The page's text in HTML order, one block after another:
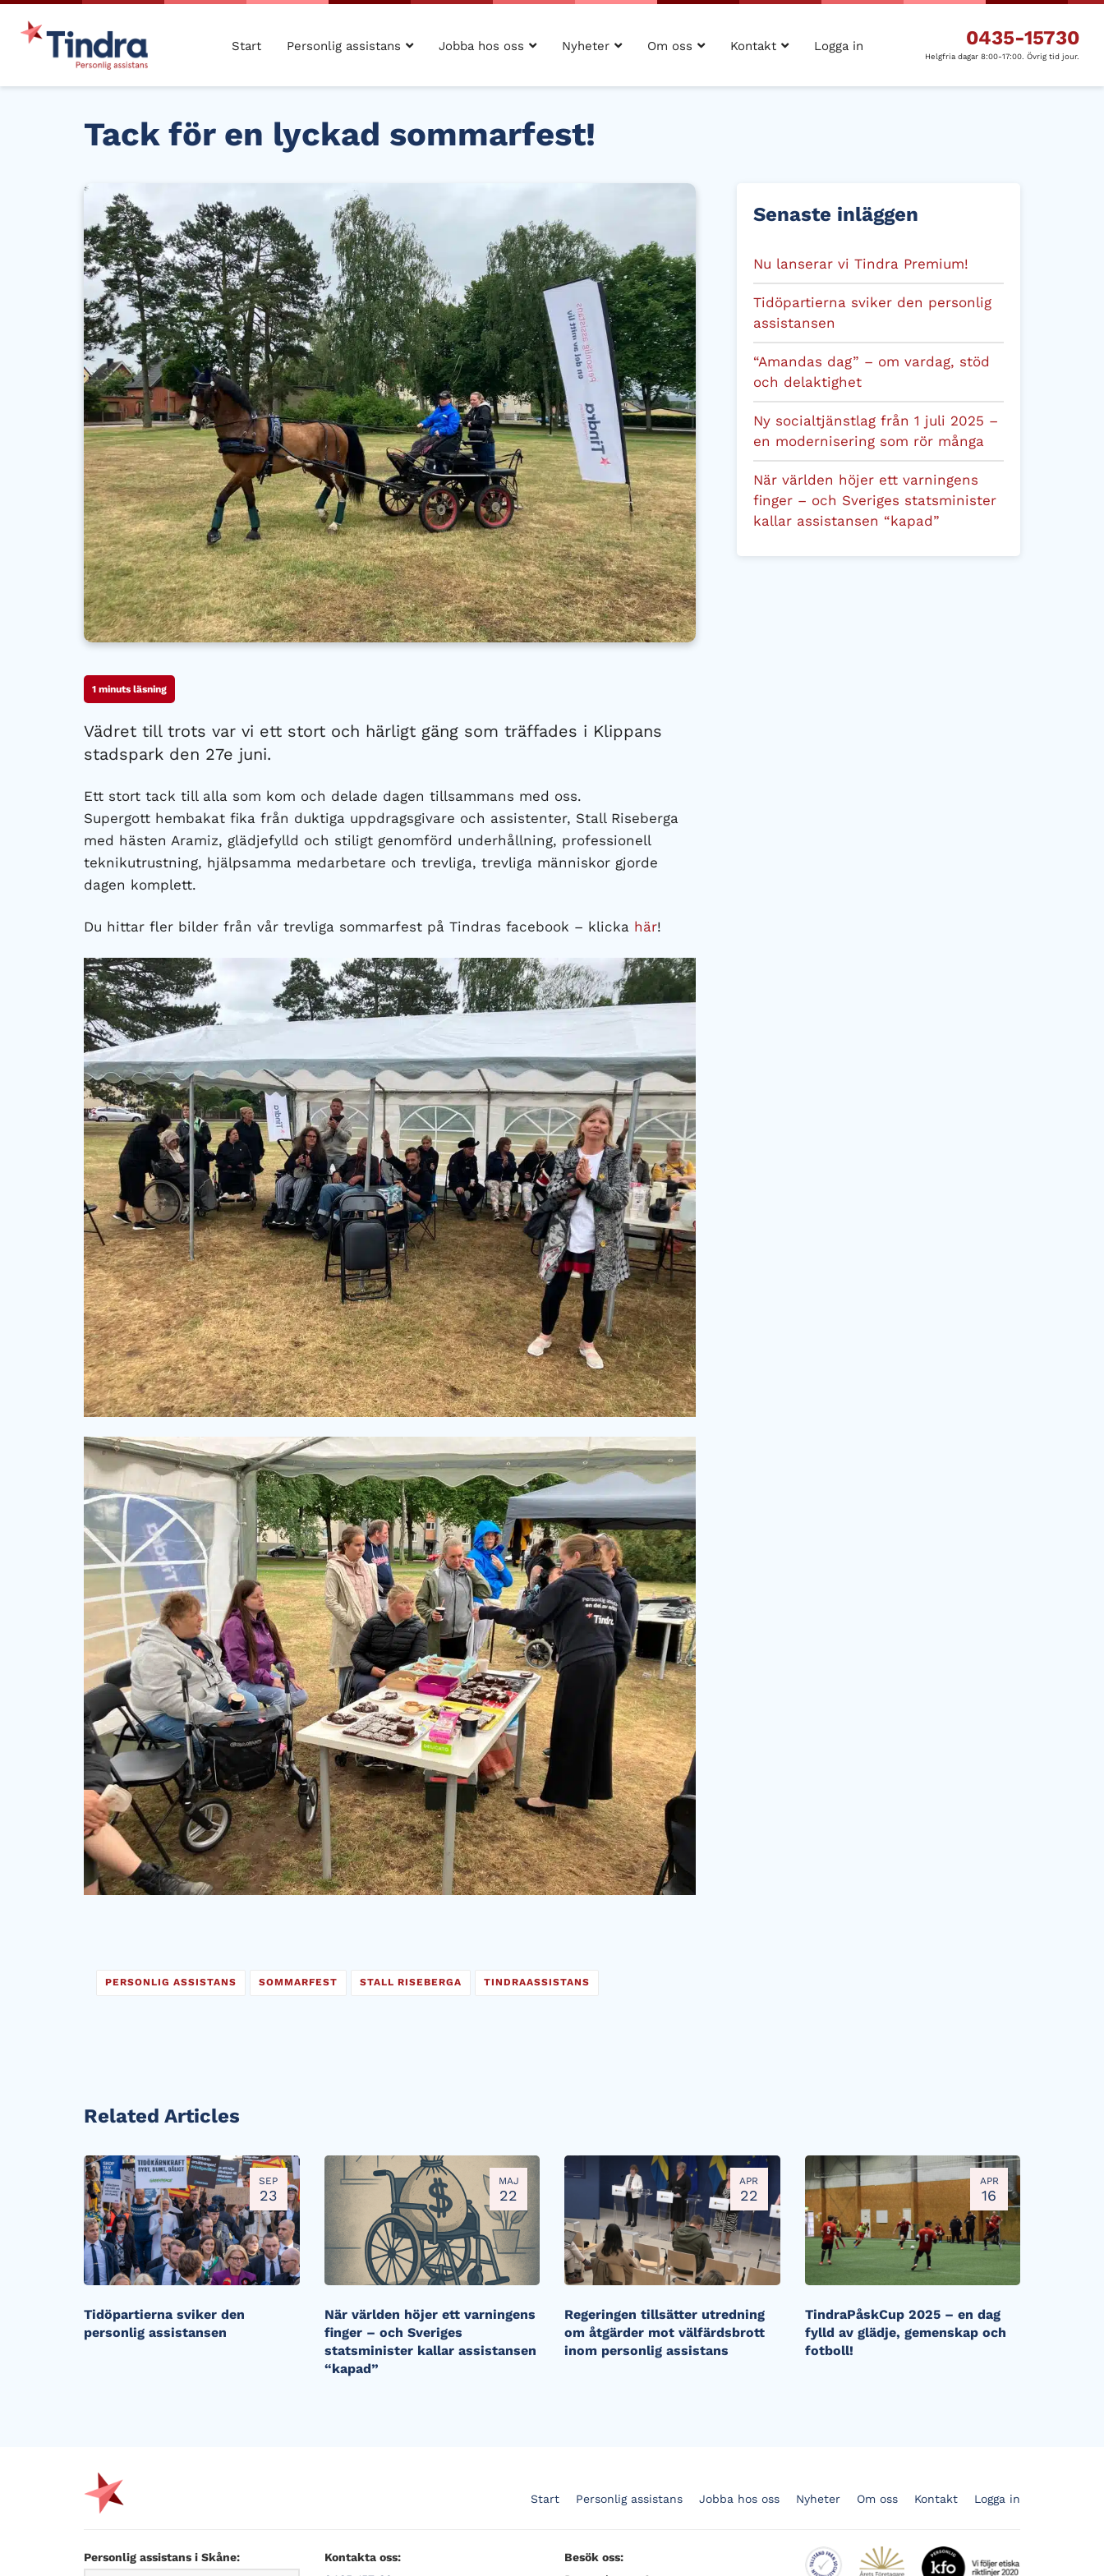
Start Personlig assistans Jobba hos oss Nyheter Om oss Kontakt Logga in 0435-15730
Helgfria dagar 8:00-17:00. Övrig tid jour.
Tack för en lyckad sommarfest!
1 minuts läsning
Vädret till trots var vi ett stort och härligt gäng som träffades i Klippans
stadspark den 27e juni.
Ett stort tack till alla som kom och delade dagen tillsammans med oss.
Supergott hembakat fika från duktiga uppdragsgivare och assistenter, Stall Riseberga
med hästen Aramiz, glädjefylld och stiligt genomförd underhållning, professionell
teknikutrustning, hjälpsamma medarbetare och trevliga, trevliga människor gjorde
dagen komplett.
Du hittar fler bilder från vår trevliga sommarfest på Tindras facebook – klicka här!
PERSONLIG ASSISTANS SOMMARFEST STALL RISEBERGA TINDRAASSISTANS
Senaste inläggen
Nu lanserar vi Tindra Premium!
Tidöpartierna sviker den personlig
assistansen
“Amandas dag” – om vardag, stöd
och delaktighet
Ny socialtjänstlag från 1 juli 2025 –
en modernisering som rör många
När världen höjer ett varningens
finger – och Sveriges statsminister
kallar assistansen “kapad”
Related Articles
SEP
23
Tidöpartierna sviker den
personlig assistansen
MAJ
22
När världen höjer ett varningens
finger – och Sveriges
statsminister kallar assistansen
“kapad”
APR
22
Regeringen tillsätter utredning
om åtgärder mot välfärdsbrott
inom personlig assistans
APR
16
TindraPåskCup 2025 – en dag
fylld av glädje, gemenskap och
fotboll!
Start Personlig assistans Jobba hos oss Nyheter Om oss Kontakt Logga in
Personlig assistans i Skåne:
Kontakta oss:
Besök oss: